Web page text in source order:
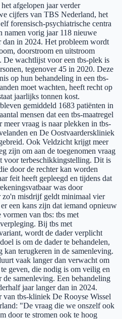
afgelopen jaar verder
cijfers van TBS Nederland, het
forensisch-psychiatrische centra
namen vorig jaar 118 nieuwe
dan in 2024. Het probleem wordt
doorstroom en uitstroom
De wachtlijst voor een tbs-plek is
tegenover 45 in 2020. Deze
op hun behandeling in een tbs-
moet wachten, heeft recht op
jaarlijks tonnen kost.
gemiddeld 1683 patiënten in
mensen dat een tbs-maatregel
vraag is naar plekken in tbs-
en De Oostvaarderskliniek
Ook Veldzicht krijgt meer
zijn om aan de toegenomen vraag
voor terbeschikkingstelling. Dit is
door de rechter kan worden
feit heeft gepleegd en tijdens dat
was door
zo'n misdrijf geldt minimaal vier
een kans zijn dat iemand opnieuw
van tbs: tbs met
Bij tbs met
wordt de dader verplicht
is om de dader te behandelen,
terugkeren in de samenleving.
vaak langer dan verwacht om
geven, die nodig is om veilig en
samenleving. Een behandeling
jaar langer dan in 2024.
tbs-kliniek De Rooyse Wissel
"De vraag die we onszelf ook
door te stromen ook te hoog